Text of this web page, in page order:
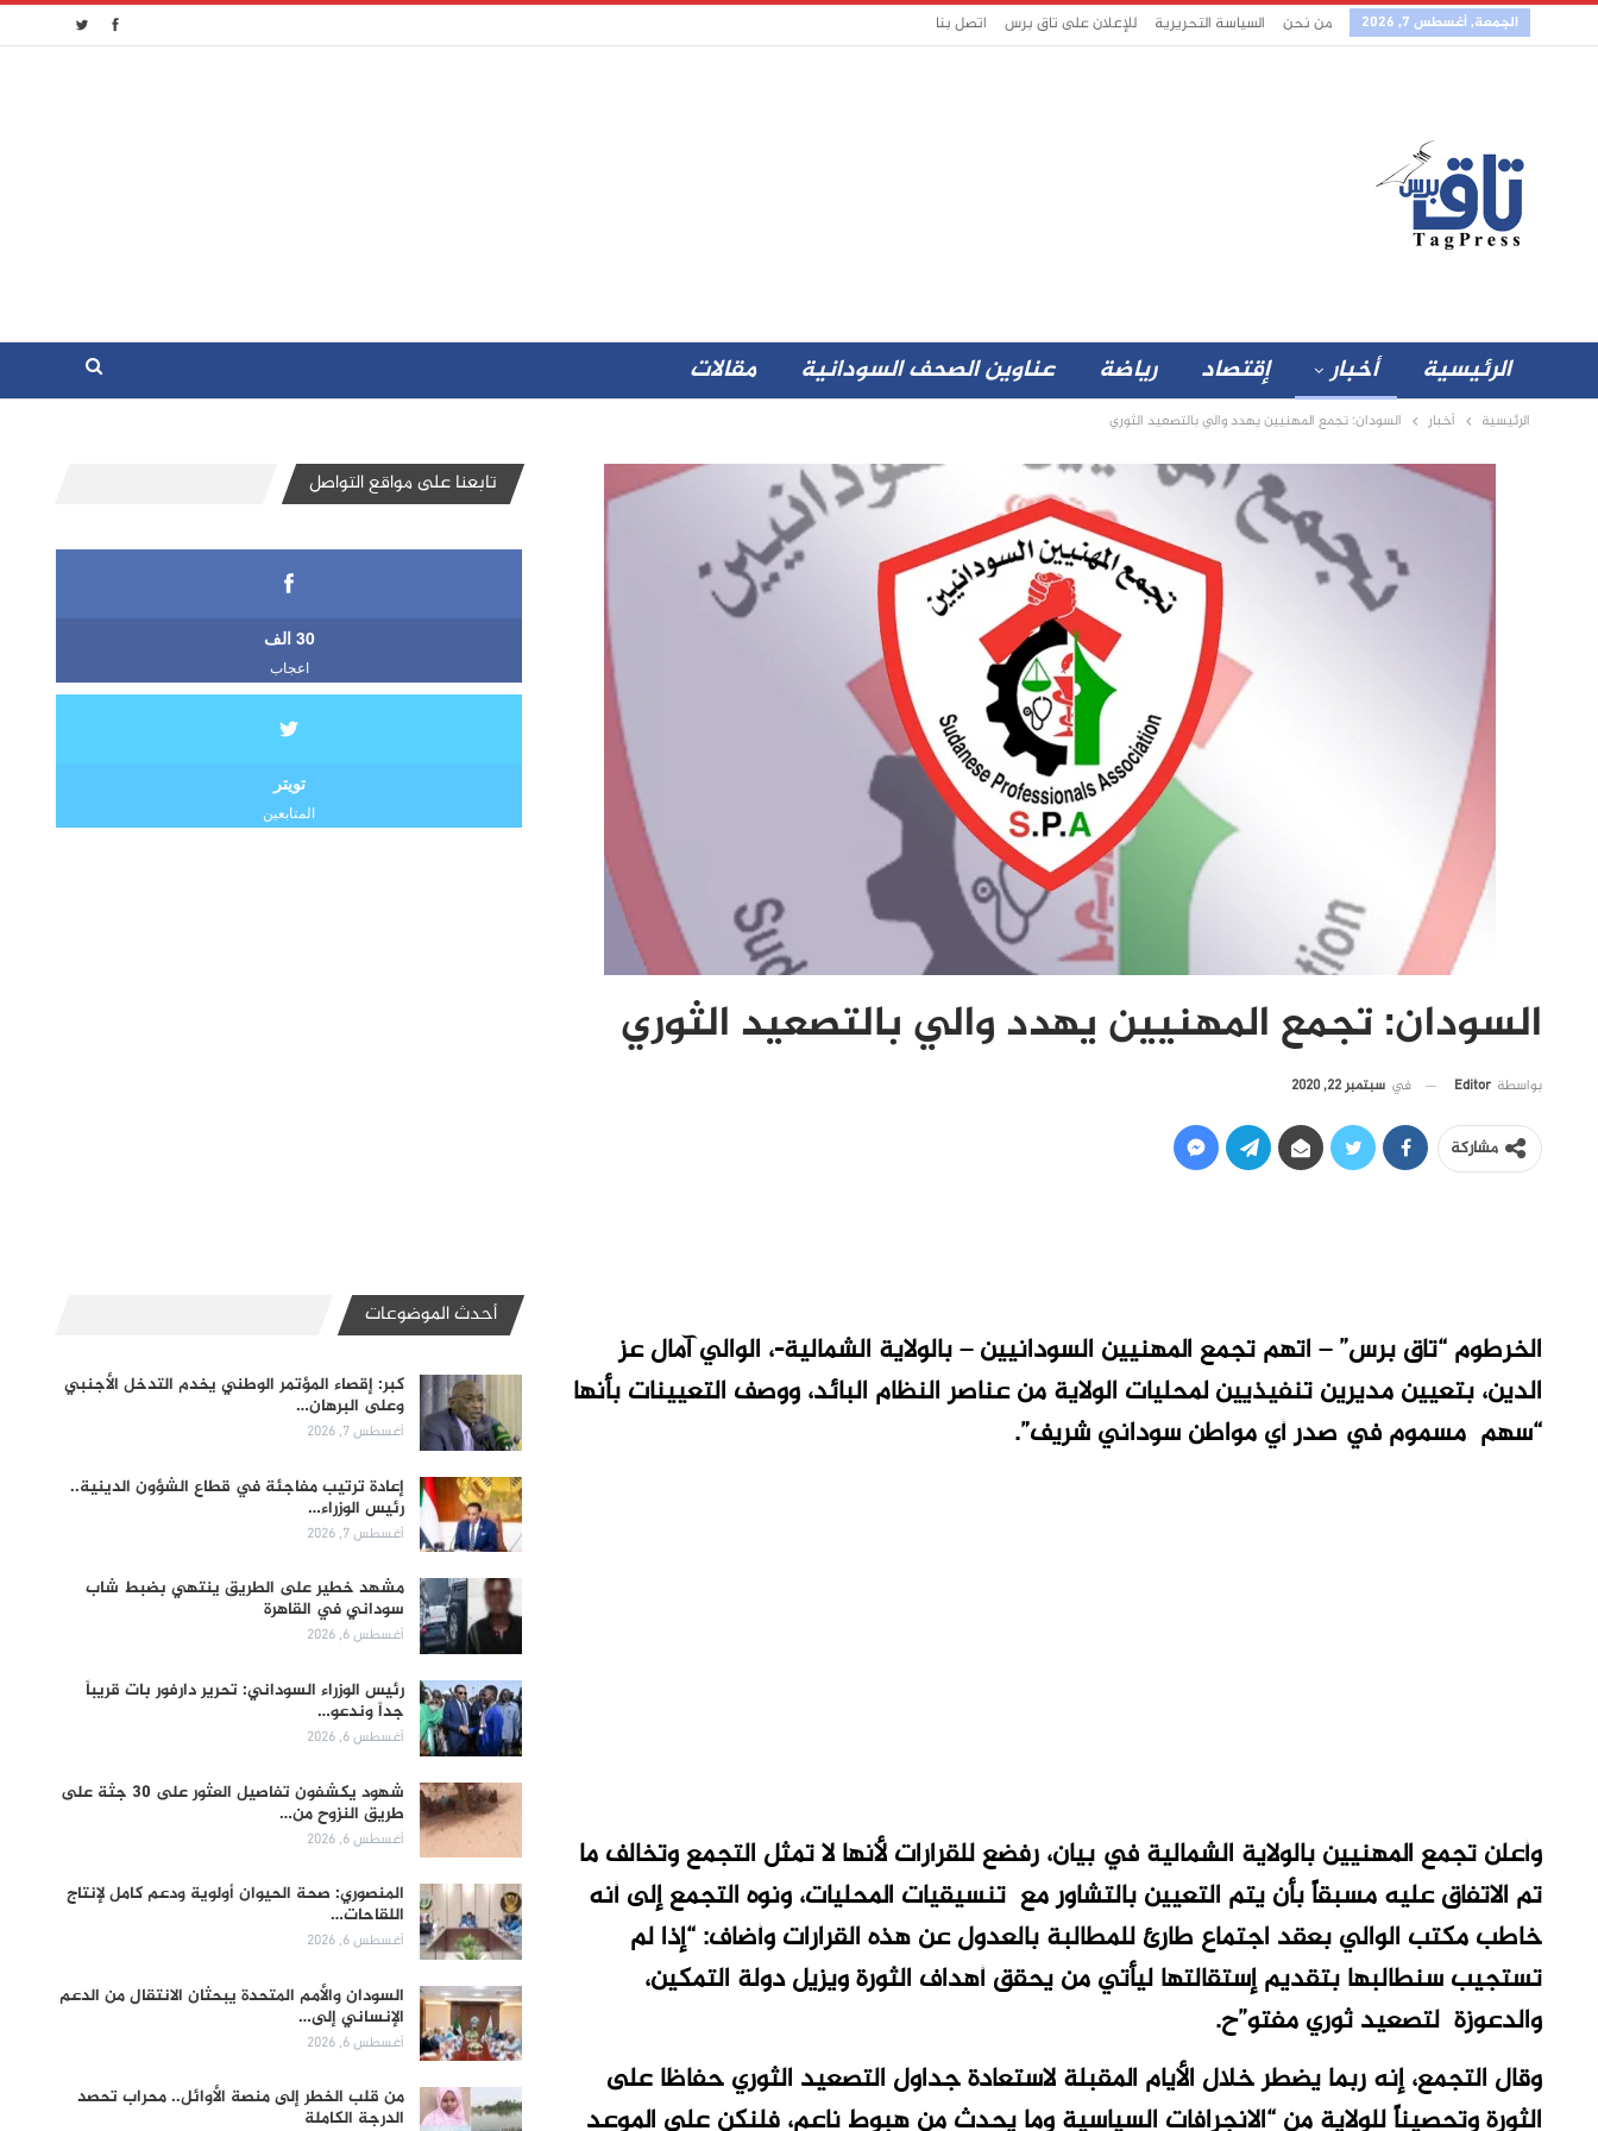
الجمعة, أغسطس 7, 2026 من نحن السياسة التحريرية للإعلان على تاق برس اتصل بنا
الرئيسية أخبار إقتصاد رياضة عناوين الصحف السودانية مقالات
الرئيسية أخبار السودان: تجمع المهنيين يهدد والي بالتصعيد الثوري
السودان: تجمع المهنيين يهدد والي بالتصعيد الثوري
بواسطة Editor في سبتمبر 22, 2020
مشاركة
الخرطوم “تاق برس” – اتهم تجمع المهنيين السودانيين – بالولاية الشمالية-، الوالي آمال عز
الدين، بتعيين مديرين تنفيذيين لمحليات الولاية من عناصر النظام البائد، ووصف التعيينات بأنها
“سهم مسموم في صدر أي مواطن سوداني شريف”.
وأعلن تجمع المهنيين بالولاية الشمالية في بيان، رفضع للقرارات لأنها لا تمثل التجمع وتخالف ما
تم الاتفاق عليه مسبقاً بأن يتم التعيين بالتشاور مع تنسيقيات المحليات، ونوه التجمع إلى أنه
خاطب مكتب الوالي بعقد اجتماع طارئ للمطالبة بالعدول عن هذه القرارات وأضاف: “إذا لم
تستجيب سنطالبها بتقديم إستقالتها ليأتي من يحقق أهداف الثورة ويزيل دولة التمكين،
والدعوزة لتصعيد ثوري مفتو”ح.
وقال التجمع، إنه ربما يضطر خلال الأيام المقبلة لاستعادة جداول التصعيد الثوري حفاظا على
الثورة وتحصيناً للولاية من “الانجرافات السياسية وما يحدث من هبوط ناعم، فلنكن على الموعد
تابعنا على مواقع التواصل
30 الف
اعجاب
تويتر
المتابعين
أحدث الموضوعات
كبر: إقصاء المؤتمر الوطني يخدم التدخل الأجنبي
وعلى البرهان…
أغسطس 7, 2026
إعادة ترتيب مفاجئة في قطاع الشؤون الدينية..
رئيس الوزراء…
أغسطس 7, 2026
مشهد خطير على الطريق ينتهي بضبط شاب
سوداني في القاهرة
أغسطس 6, 2026
رئيس الوزراء السوداني: تحرير دارفور بات قريباً
جداً وندعو…
أغسطس 6, 2026
شهود يكشفون تفاصيل العثور على 30 جثة على
طريق النزوح من…
أغسطس 6, 2026
المنصوري: صحة الحيوان أولوية ودعم كامل لإنتاج
اللقاحات…
أغسطس 6, 2026
السودان والأمم المتحدة يبحثان الانتقال من الدعم
الإنساني إلى…
أغسطس 6, 2026
من قلب الخطر إلى منصة الأوائل.. محراب تحصد
الدرجة الكاملة